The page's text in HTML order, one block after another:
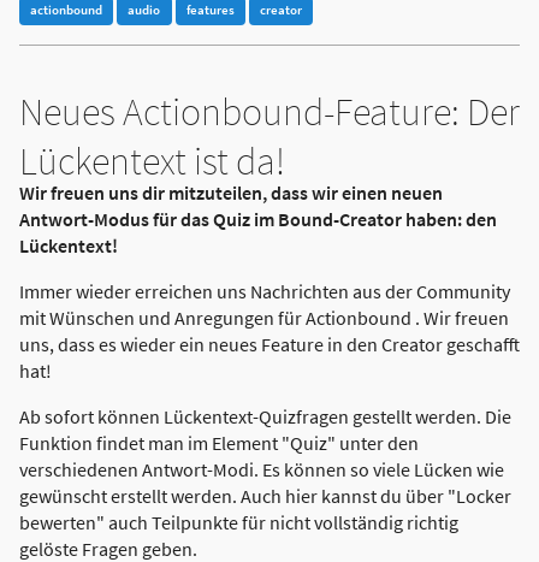
actionbound
audio features creator
Neues Actionbound-Feature: Der
Lückentext ist da!
Wir freuen uns dir mitzuteilen, dass wir einen neuen
Antwort-Modus für das Quiz im Bound-Creator haben: den
Lückentext!
Immer wieder erreichen uns Nachrichten aus der Community
mit Wünschen und Anregungen für Actionbound . Wir freuen
uns, dass es wieder ein neues Feature in den Creator geschafft
hat!
Ab sofort können Lückentext-Quizfragen gestellt werden. Die
Funktion findet man im Element "Quiz" unter den
verschiedenen Antwort-Modi. Es können so viele Lücken wie
gewünscht erstellt werden. Auch hier kannst du über "Locker
bewerten" auch Teilpunkte für nicht vollständig richtig
gelöste Fragen geben.